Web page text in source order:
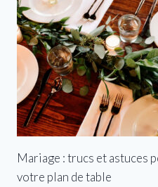
Mariage : trucs et astuces
votre plan de table